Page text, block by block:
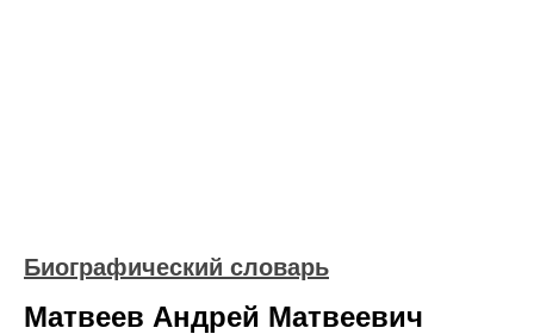
Биографический словарь
Матвеев Андрей Матвеевич